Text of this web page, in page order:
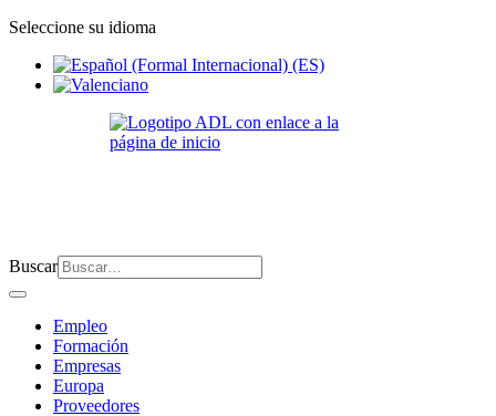
Seleccione su idioma
Buscar
Empleo
Formación
Empresas
Europa
Proveedores